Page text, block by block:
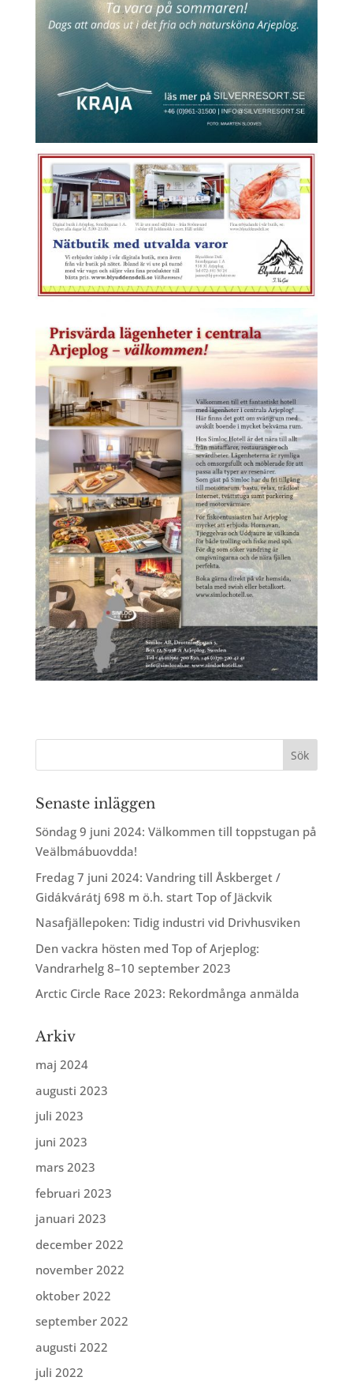
Senaste inläggen
Söndag 9 juni 2024: Välkommen till toppstugan på
Veälbmábuovdda!
Fredag 7 juni 2024: Vandring till Åskberget /
Gidákvárátj 698 m ö.h. start Top of Jäckvik
Nasafjällepoken: Tidig industri vid Drivhusviken
Den vackra hösten med Top of Arjeplog:
Vandrarhelg 8–10 september 2023
Arctic Circle Race 2023: Rekordmånga anmälda
Arkiv
maj 2024
augusti 2023
juli 2023
juni 2023
mars 2023
februari 2023
januari 2023
december 2022
november 2022
oktober 2022
september 2022
augusti 2022
juli 2022